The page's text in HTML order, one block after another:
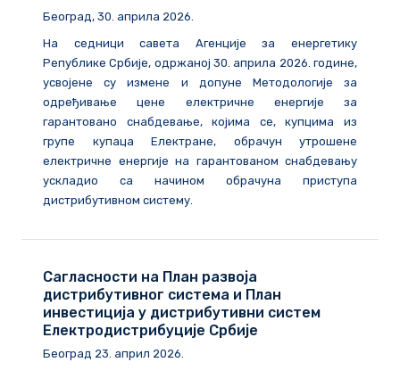
Београд, 30. априла 2026.
На седници савета Агенције за енергетику
Републике Србије, одржаној 30. априла 2026. године,
усвојене су измене и допуне Методологије за
одређивање цене електричне енергије за
гарантовано снабдевање, којима се, купцима из
групе купаца Електране, обрачун утрошене
електричне енергије на гарантованом снабдевању
ускладио са начином обрачуна приступа
дистрибутивном систему.
Сагласности на План развоја
дистрибутивног система и План
инвестиција у дистрибутивни систем
Електродистрибуције Србије
Београд 23. април 2026.